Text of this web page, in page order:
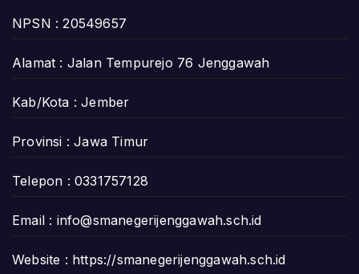
NPSN : 20549657
Alamat : Jalan Tempurejo 76 Jenggawah
Kab/Kota : Jember
Provinsi : Jawa Timur
Telepon : 0331757128
Email : info@smanegerijenggawah.sch.id
Website : https://smanegerijenggawah.sch.id